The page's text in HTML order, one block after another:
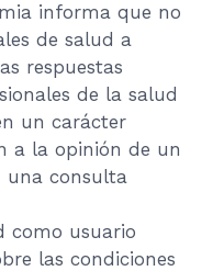
informa que no
de salud a
respuestas
de la salud
un carácter
a la opinión de un
una consulta
como usuario
las condiciones